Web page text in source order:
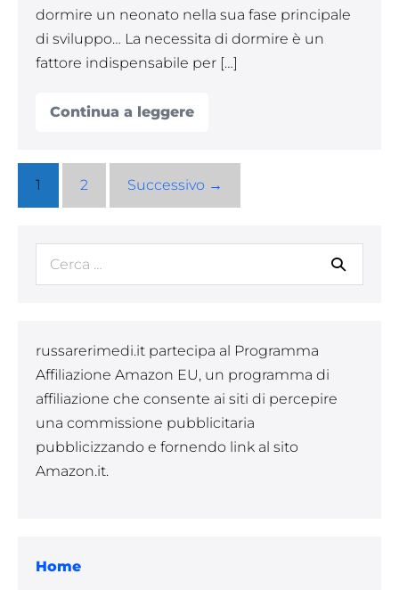
dormire un neonato nella sua fase principale
di sviluppo… La necessita di dormire è un
fattore indispensabile per […]
Continua a leggere
Quanto
neonato?
neo
1 2 Successivo →
russarerimedi.it partecipa al Programma
Affiliazione Amazon EU, un programma di
affiliazione che consente ai siti di percepire
una commissione pubblicitaria
pubblicizzando e fornendo link al sito
Amazon.it.
Home